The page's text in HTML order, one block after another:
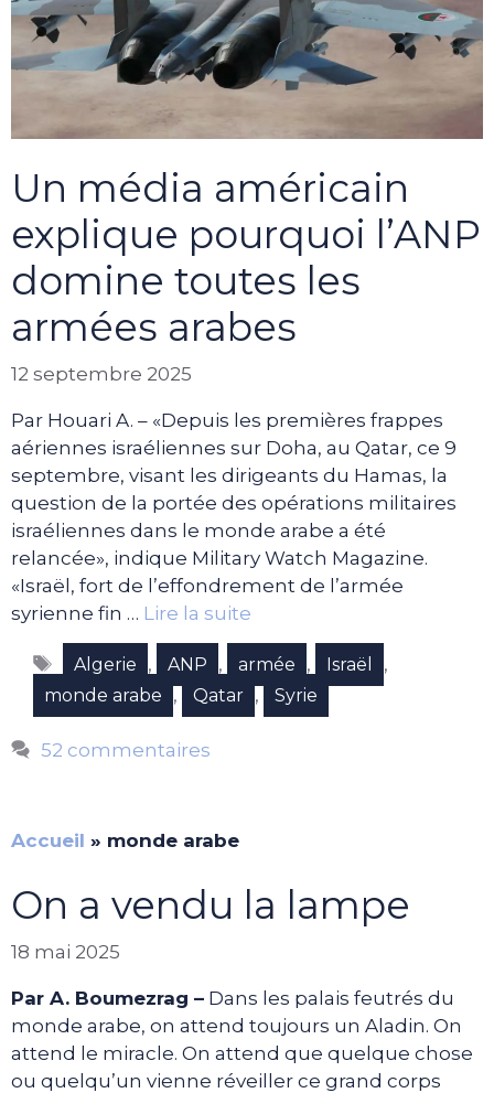
Un média américain
explique pourquoi l’ANP
domine toutes les
armées arabes
12 septembre 2025
Par Houari A. – «Depuis les premières frappes
aériennes israéliennes sur Doha, au Qatar, ce 9
septembre, visant les dirigeants du Hamas, la
question de la portée des opérations militaires
israéliennes dans le monde arabe a été
relancée», indique Military Watch Magazine.
«Israël, fort de l’effondrement de l’armée
syrienne fin … Lire la suite
Étiquettes
Algerie , ANP , armée , Israël ,
monde arabe , Qatar , Syrie
52 commentaires
Accueil » monde arabe
On a vendu la lampe
18 mai 2025
Par A. Boumezrag – Dans les palais feutrés du
monde arabe, on attend toujours un Aladin. On
attend le miracle. On attend que quelque chose
ou quelqu’un vienne réveiller ce grand corps